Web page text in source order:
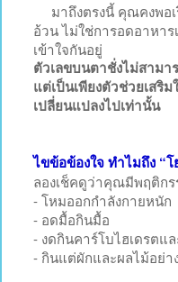
มาถึงตรงนี้ คุณคงพอเ
อ้วน ไม่ใช่การอดอาหา
เข้าใจกันอยู่
ตัวเลขบนตาชั่งไม่สาม
แต่เป็นเพียงตัวช่วยเสริ
เปลี่ยนแปลงไปเท่านั้น
ไขข้อข้องใจ ทำไมถึง “โ
ลองเช็คดูว่าคุณมีพฤติกร
- โหมออกกำลังกายหนัก
- อดมื้อกินมื้อ
- งดกินคาร์โบไฮเดรตแ
- กินแต่ผักและผลไม้อย่า